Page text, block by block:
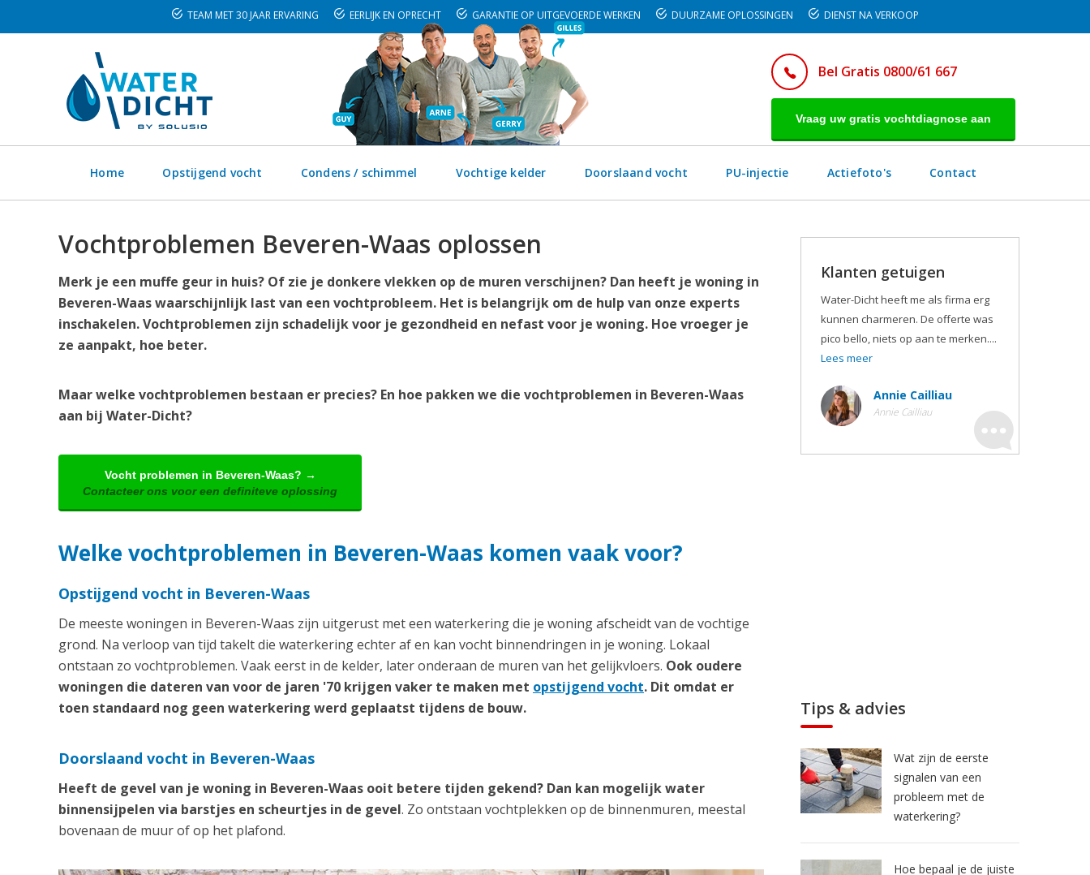
TEAM MET 30 JAAR ERVARING EERLIJK EN OPRECHT GARANTIE OP UITGEVOERDE WERKEN DUURZAME OPLOSSINGEN DIENST NA VERKOOP
Bel Gratis 0800/61 667
Vraag uw gratis vochtdiagnose aan
Home Opstijgend vocht Condens / schimmel Vochtige kelder Doorslaand vocht PU-injectie Actiefoto's Contact
Vochtproblemen Beveren-Waas oplossen
Merk je een muffe geur in huis? Of zie je donkere vlekken op de muren verschijnen? Dan heeft je woning in
Beveren-Waas waarschijnlijk last van een vochtprobleem. Het is belangrijk om de hulp van onze experts
inschakelen. Vochtproblemen zijn schadelijk voor je gezondheid en nefast voor je woning. Hoe vroeger je
ze aanpakt, hoe beter.
Maar welke vochtproblemen bestaan er precies? En hoe pakken we die vochtproblemen in Beveren-Waas
aan bij Water-Dicht?
Vocht problemen in Beveren-Waas? →
Contacteer ons voor een definiteve oplossing
Welke vochtproblemen in Beveren-Waas komen vaak voor?
Opstijgend vocht in Beveren-Waas
De meeste woningen in Beveren-Waas zijn uitgerust met een waterkering die je woning afscheidt van de vochtige
grond. Na verloop van tijd takelt die waterkering echter af en kan vocht binnendringen in je woning. Lokaal
ontstaan zo vochtproblemen. Vaak eerst in de kelder, later onderaan de muren van het gelijkvloers. Ook oudere
woningen die dateren van voor de jaren '70 krijgen vaker te maken met opstijgend vocht. Dit omdat er
toen standaard nog geen waterkering werd geplaatst tijdens de bouw.
Doorslaand vocht in Beveren-Waas
Heeft de gevel van je woning in Beveren-Waas ooit betere tijden gekend? Dan kan mogelijk water
binnensijpelen via barstjes en scheurtjes in de gevel. Zo ontstaan vochtplekken op de binnenmuren, meestal
bovenaan de muur of op het plafond.
Klanten getuigen
Water-Dicht heeft me als firma erg
kunnen charmeren. De offerte was
pico bello, niets op aan te merken....
Lees meer
Annie Cailliau
Annie Cailliau
Tips & advies
Wat zijn de eerste
signalen van een
probleem met de
waterkering?
Hoe bepaal je de juiste